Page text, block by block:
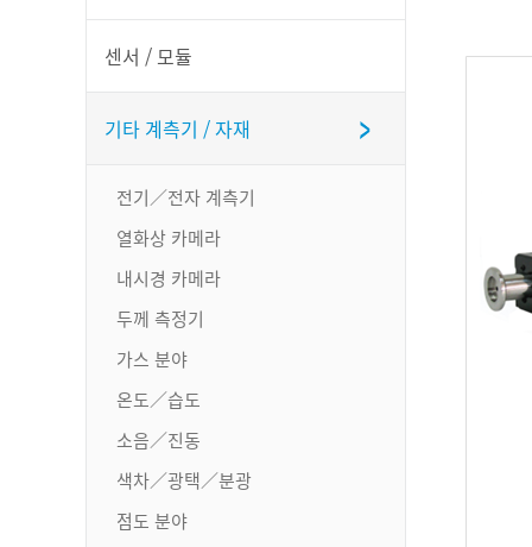
센서 / 모듈
기타 계측기 / 자재
전기／전자 계측기
열화상 카메라
내시경 카메라
두께 측정기
가스 분야
온도／습도
소음／진동
색차／광택／분광
점도 분야